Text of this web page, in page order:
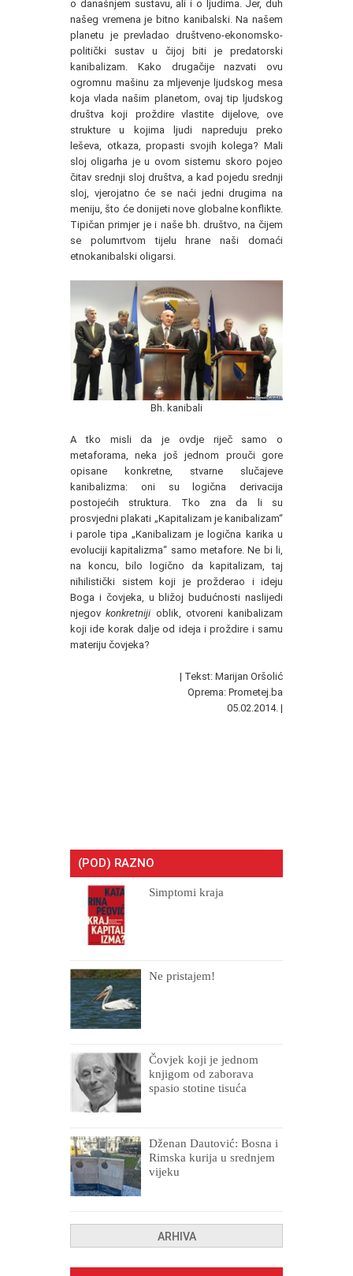
o današnjem sustavu, ali i o ljudima. Jer, duh
našeg vremena je bitno kanibalski. Na našem
planetu je prevladao društveno-ekonomsko-
politički sustav u čijoj biti je predatorski
kanibalizam. Kako drugačije nazvati ovu
ogromnu mašinu za mljevenje ljudskog mesa
koja vlada našim planetom, ovaj tip ljudskog
društva koji proždire vlastite dijelove, ove
strukture u kojima ljudi napreduju preko
leševa, otkaza, propasti svojih kolega? Mali
sloj oligarha je u ovom sistemu skoro pojeo
čitav srednji sloj društva, a kad pojedu srednji
sloj, vjerojatno će se naći jedni drugima na
meniju, što će donijeti nove globalne konflikte.
Tipičan primjer je i naše bh. društvo, na čijem
se polumrtvom tijelu hrane naši domaći
etnokanibalski oligarsi.
Bh. kanibali
A tko misli da je ovdje riječ samo o
metaforama, neka još jednom prouči gore
opisane konkretne, stvarne slučajeve
kanibalizma: oni su logična derivacija
postojećih struktura. Tko zna da li su
prosvjedni plakati „Kapitalizam je kanibalizam“
i parole tipa „Kanibalizam je logična karika u
evoluciji kapitalizma“ samo metafore. Ne bi li,
na koncu, bilo logično da kapitalizam, taj
nihilistički sistem koji je prožderao i ideju
Boga i čovjeka, u bližoj budućnosti naslijedi
njegovkonkretniji oblik, otvoreni kanibalizam
koji ide korak dalje od ideja i proždire i samu
materiju čovjeka?
| Tekst: Marijan Oršolić
Oprema: Prometej.ba
05.02.2014. |
(POD) RAZNO
Simptomi kraja
Ne pristajem!
Čovjek koji je jednom
knjigom od zaborava
spasio stotine tisuća
Dženan Dautović: Bosna i
Rimska kurija u srednjem
vijeku
ARHIVA